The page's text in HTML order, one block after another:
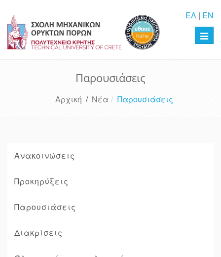
ΕΛ | EN
Παρουσιάσεις
Αρχική / Νέα Παρουσιάσεις
Ανακοινώσεις
Προκηρύξεις
Παρουσιάσεις
Διακρίσεις